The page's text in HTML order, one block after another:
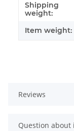
Shipping
weight:
Item weight:
Reviews
Question about